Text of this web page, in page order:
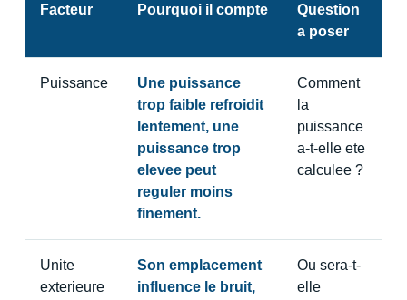
Facteur Pourquoi il compte
Question
a poser
Puissance
Une puissance
trop faible refroidit
lentement, une
puissance trop
elevee peut
reguler moins
finement.
Comment
la
puissance
a-t-elle ete
calculee ?
Unite
exterieure
Son emplacement
influence le bruit,
Ou sera-t-
elle